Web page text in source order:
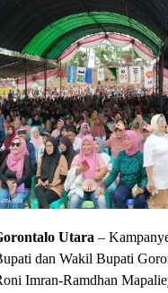
Utara –
dan Wakil Bupati
Imran-Ramdhan